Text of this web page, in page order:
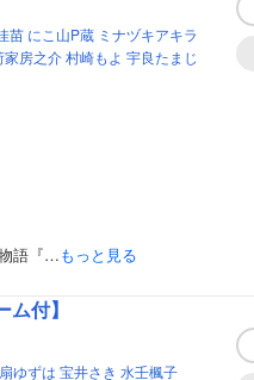
苗 にこ山P蔵 ミナヅキアキラ
家房之介 村崎もよ 宇良たまじ
語『…もっと見る
付】
扇ゆずは 宝井さき 水壬楓子